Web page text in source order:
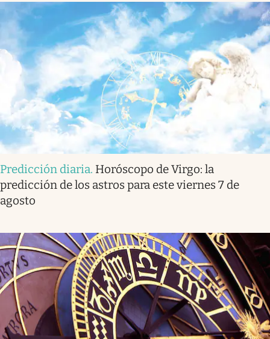
Predicción diaria. Horóscopo de Virgo: la
predicción de los astros para este viernes 7 de
agosto